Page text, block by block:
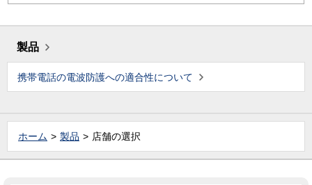
製品
携帯電話の電波防護への適合性について
ホーム 製品 店舗の選択